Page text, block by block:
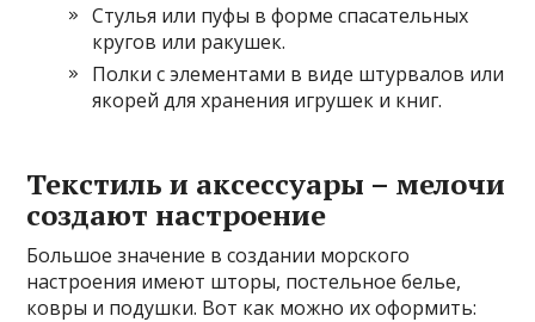
Стулья или пуфы в форме спасательных
кругов или ракушек.
Полки с элементами в виде штурвалов или
якорей для хранения игрушек и книг.
Текстиль и аксессуары – мелочи
создают настроение
Большое значение в создании морского
настроения имеют шторы, постельное белье,
ковры и подушки. Вот как можно их оформить: